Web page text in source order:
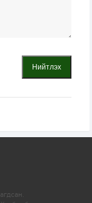
Нийтлэх